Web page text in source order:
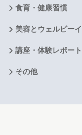
食育・健康習慣
美容とウェルビー
講座・体験レポート
その他